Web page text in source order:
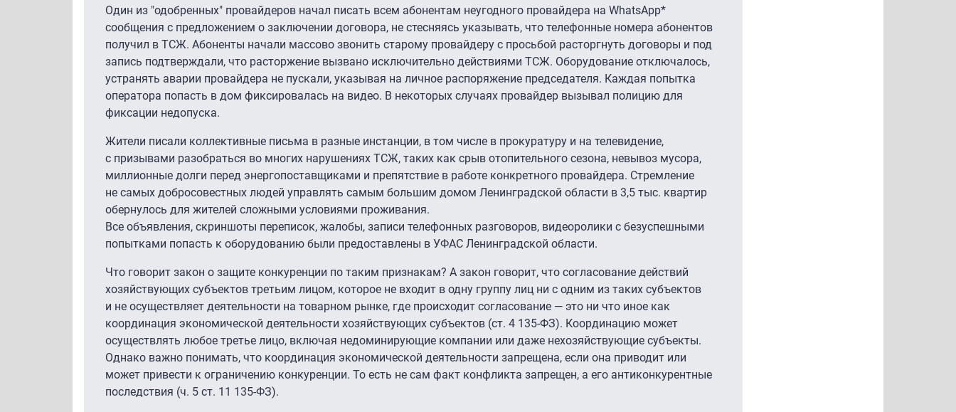
Один из "одобренных" провайдеров начал писать всем абонентам неугодного провайдера на WhatsApp*
сообщения с предложением о заключении договора, не стесняясь указывать, что телефонные номера абонентов
получил в ТСЖ. Абоненты начали массово звонить старому провайдеру с просьбой расторгнуть договоры и под
запись подтверждали, что расторжение вызвано исключительно действиями ТСЖ. Оборудование отключалось,
устранять аварии провайдера не пускали, указывая на личное распоряжение председателя. Каждая попытка
оператора попасть в дом фиксировалась на видео. В некоторых случаях провайдер вызывал полицию для
фиксации недопуска.
Жители писали коллективные письма в разные инстанции, в том числе в прокуратуру и на телевидение,
с призывами разобраться во многих нарушениях ТСЖ, таких как срыв отопительного сезона, невывоз мусора,
миллионные долги перед энергопоставщиками и препятствие в работе конкретного провайдера. Стремление
не самых добросовестных людей управлять самым большим домом Ленинградской области в 3,5 тыс. квартир
обернулось для жителей сложными условиями проживания.
Все объявления, скриншоты переписок, жалобы, записи телефонных разговоров, видеоролики с безуспешными
попытками попасть к оборудованию были предоставлены в УФАС Ленинградской области.
Что говорит закон о защите конкуренции по таким признакам? А закон говорит, что согласование действий
хозяйствующих субъектов третьим лицом, которое не входит в одну группу лиц ни с одним из таких субъектов
и не осуществляет деятельности на товарном рынке, где происходит согласование — это ни что иное как
координация экономической деятельности хозяйствующих субъектов (ст. 4 135-ФЗ). Координацию может
осуществлять любое третье лицо, включая недоминирующие компании или даже нехозяйствующие субъекты.
Однако важно понимать, что координация экономической деятельности запрещена, если она приводит или
может привести к ограничению конкуренции. То есть не сам факт конфликта запрещен, а его антиконкурентные
последствия (ч. 5 ст. 11 135-ФЗ).